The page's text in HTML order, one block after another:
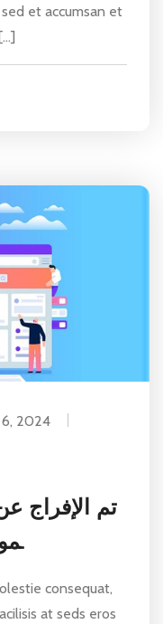
et accumsan et
2024
تم الإفراج
موافقة على الاحتفاظ بهم.
consequat,
at seds eros